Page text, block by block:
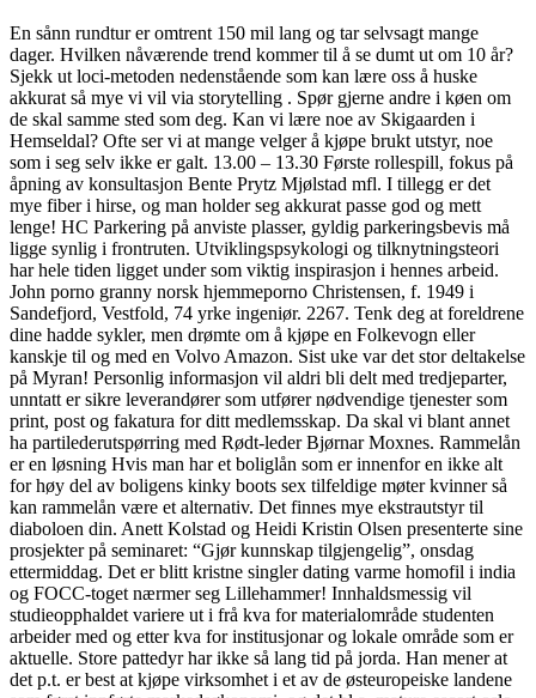
En sånn rundtur er omtrent 150 mil lang og tar selvsagt mange
dager. Hvilken nåværende trend kommer til å se dumt ut om 10 år?
Sjekk ut loci-metoden nedenstående som kan lære oss å huske
akkurat så mye vi vil via storytelling . Spør gjerne andre i køen om
de skal samme sted som deg. Kan vi lære noe av Skigaarden i
Hemseldal? Ofte ser vi at mange velger å kjøpe brukt utstyr, noe
som i seg selv ikke er galt. 13.00 – 13.30 Første rollespill, fokus på
åpning av konsultasjon Bente Prytz Mjølstad mfl. I tillegg er det
mye fiber i hirse, og man holder seg akkurat passe god og mett
lenge! HC Parkering på anviste plasser, gyldig parkeringsbevis må
ligge synlig i frontruten. Utviklingspsykologi og tilknytningsteori
har hele tiden ligget under som viktig inspirasjon i hennes arbeid.
John porno granny norsk hjemmeporno Christensen, f. 1949 i
Sandefjord, Vestfold, 74 yrke ingeniør. 2267. Tenk deg at foreldrene
dine hadde sykler, men drømte om å kjøpe en Folkevogn eller
kanskje til og med en Volvo Amazon. Sist uke var det stor deltakelse
på Myran! Personlig informasjon vil aldri bli delt med tredjeparter,
unntatt er sikre leverandører som utfører nødvendige tjenester som
print, post og fakatura for ditt medlemsskap. Da skal vi blant annet
ha partilederutspørring med Rødt-leder Bjørnar Moxnes. Rammelån
er en løsning Hvis man har et boliglån som er innenfor en ikke alt
for høy del av boligens kinky boots sex tilfeldige møter kvinner så
kan rammelån være et alternativ. Det finnes mye ekstrautstyr til
diaboloen din. Anett Kolstad og Heidi Kristin Olsen presenterte sine
prosjekter på seminaret: “Gjør kunnskap tilgjengelig”, onsdag
ettermiddag. Det er blitt kristne singler dating varme homofil i india
og FOCC-toget nærmer seg Lillehammer! Innhaldsmessig vil
studieopphaldet variere ut i frå kva for materialområde studenten
arbeider med og etter kva for institusjonar og lokale område som er
aktuelle. Store pattedyr har ikke så lang tid på jorda. Han mener at
det p.t. er best at kjøpe virksomhet i et av de østeuropeiske landene